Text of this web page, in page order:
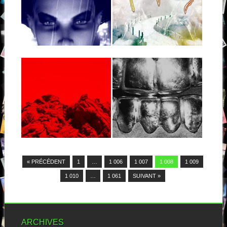
POLTERGEIST
1997. Votre serviteur, toujours
en quête de nouvelles
sensations musicales, et...
▶
INTENSE,
SUSPENSE /
SKYCONTACT
Derrière ce nom de groupe
exotique se cache une gloire
▶
Toulouse, c’est pas vraiment
la ville ou on penserait croiser
la...
▶
19.04.14
PUP : EPONYME
Formé en 2013, Pup présente
déjà aujourd’hui son premier
album. Le...
▶
« PRÉCÉDENT 1 1 006 1 007 1 008 1 009
1 010 1 061 SUIVANT »
ARCHIVES